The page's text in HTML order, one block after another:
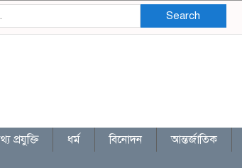
Search
প্রযুক্তি ধর্ম বিনোদন আন্তর্জাতিক